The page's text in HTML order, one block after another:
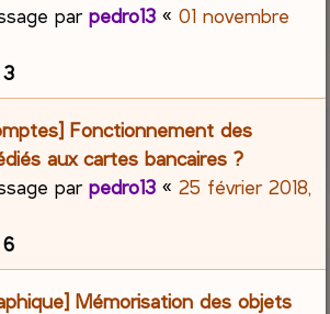
parpedro13 «01 novembre
3
Fonctionnement des
aux cartes bancaires ?
parpedro13 «25 février 2018,
6
Mémorisation des objets